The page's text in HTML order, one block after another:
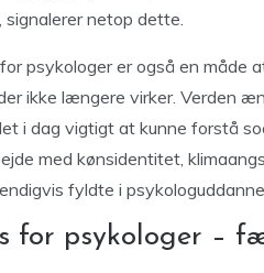
signalerer netop dette.
psykologer er også en måde
ikke længere virker. Verden
i dag vigtigt at kunne forstå
med kønsidentitet,
fyldte i
for psykologer –